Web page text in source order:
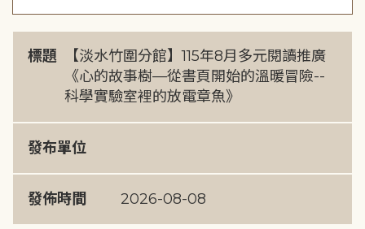
標題
【淡水竹圍分館】115年8月多元閱讀推廣
《心的故事樹—從書頁開始的溫暖冒險--
科學實驗室裡的放電章魚》
發布單位
發佈時間 2026-08-08